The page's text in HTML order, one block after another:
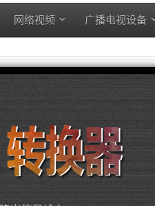
网络视频 广播电视设备